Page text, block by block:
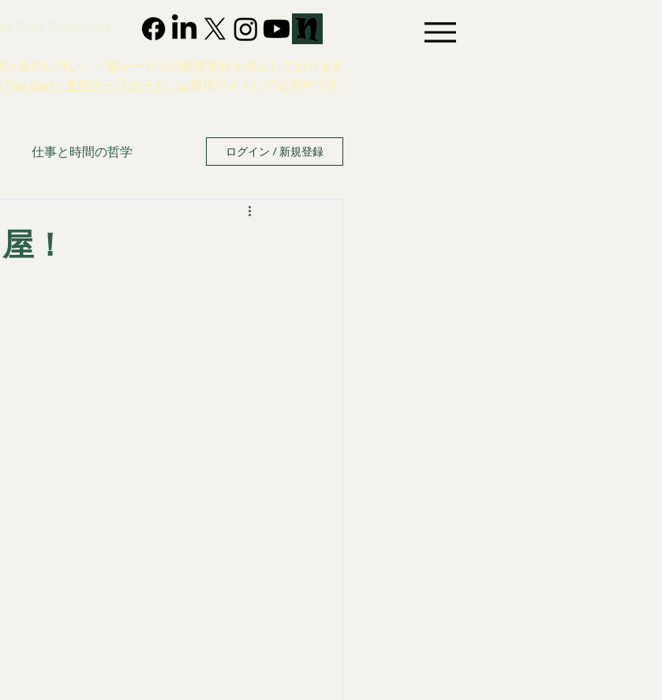
Craft Consulting
と集中に伴い、一部サービスの新規受付を停止しております。
The Surf｜透明サーフボード」 は専用サイトにて公開中です。
仕事と時間の哲学 ログイン / 新規登録
！